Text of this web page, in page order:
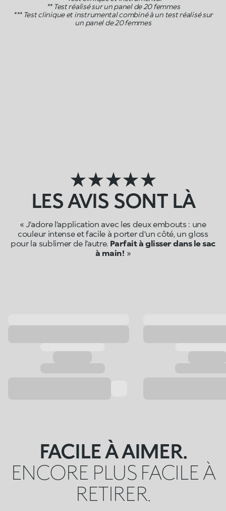
** Test réalisé sur un panel de 20 femmes
*** Test clinique et instrumental combiné à un test réalisé sur
un panel de 20 femmes
★★★★★
LES AVIS SONT LÀ
« J’adore l’application avec les deux embouts : une
couleur intense et facile à porter d'un côté, un gloss
pour la sublimer de l’autre. Parfait à glisser dans le sac
à main ! »
FACILE À AIMER.
ENCORE PLUS FACILE À
RETIRER.